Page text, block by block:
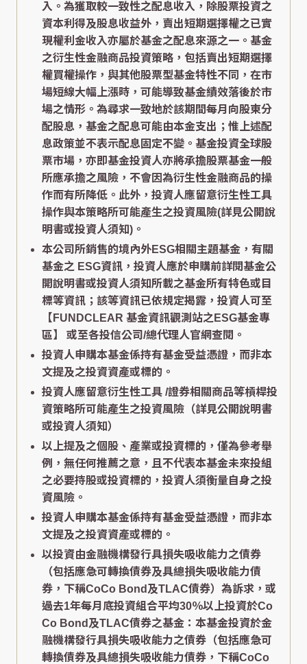
入。為獲取較一致性之配息收入，除股票投資之
資本利得及股息收益外，賣出短期選擇權之已實
現權利金收入亦屬於基金之配息來源之一。基金
之衍生性金融商品投資策略，包括賣出短期選擇
權買權操作，與其他股票型基金特性不同，在市
場短線大幅上漲時，可能導致基金績效落後於市
場之情形。為尋求一致地於該期間每月向股東分
配股息，基金之配息可能由本金支出；惟上述配
息政策並不表示配息固定不變。基金投資全球股
票市場，亦即基金投資人亦將承擔股票基金一般
所應承擔之風險，不會因為衍生性金融商品的操
作而有所降低。此外，投資人應留意衍生性工具
操作與本策略所可能產生之投資風險(詳見公開說
明書或投資人須知)。
本公司所銷售的境內外ESG相關主題基金，有關
基金之 ESG資訊，投資人應於申購前詳閱基金公
開說明書或投資人須知所載之基金所有特色或目
標等資訊；該等資訊已依規定揭露，投資人可至
【FUNDCLEAR 基金資訊觀測站之ESG基金專
區】
或至各投信公司/總代理人官網查閱。
投資人申購本基金係持有基金受益憑證，而非本
文提及之投資資產或標的。
投資人應留意衍生性工具 /證券相關商品等槓桿投
資策略所可能產生之投資風險（詳見公開說明書
或投資人須知）
以上提及之個股、產業或投資標的，僅為參考舉
例，無任何推薦之意，且不代表本基金未來投組
之必要持股或投資標的，投資人須衡量自身之投
資風險。
投資人申購本基金係持有基金受益憑證，而非本
文提及之投資資產或標的。
以投資由金融機構發行具損失吸收能力之債券
（包括應急可轉換債券及具總損失吸收能力債
券，下稱CoCo Bond及TLAC債券）為訴求，或
過去1年每月底投資組合平均30％以上投資於Co
Co Bond及TLAC債券之基金：本基金投資於金
融機構發行具損失吸收能力之債券（包括應急可
轉換債券及具總損失吸收能力債券，下稱CoCo